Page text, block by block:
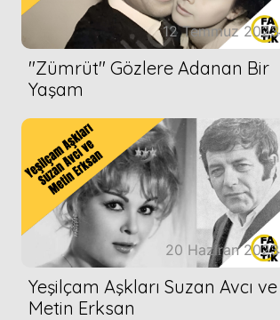
12 Temmuz 2023
''Zümrüt'' Gözlere Adanan Bir
Yaşam
20 Haziran 2023
Yeşilçam Aşkları Suzan Avcı ve
Metin Erksan